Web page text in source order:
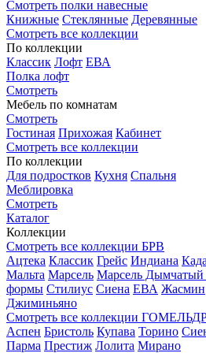
Смотреть полки навесные
Книжные Стеклянные Деревянные
Смотреть все коллекции
По коллекции
Классик Лофт ЕВА
Полка лофт
Смотреть
Мебель по комнатам
Смотреть
Гостиная Прихожая Кабинет
Смотреть все коллекции
По коллекции
Для подростков Кухня Спальня
Меблировка
Смотреть
Каталог
Коллекции
Смотреть все коллекции БРВ
Ацтека Классик Грейс Индиана Када
Мальта Марсель Марсель Дымчатый
формы Стилиус Сиена ЕВА Жасмин
Джиминьяно
Смотреть все коллекции
Аспен Бристоль Купава Торино
Парма Престиж Лолита Мирано